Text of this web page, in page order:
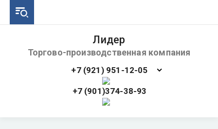
Лидер
Торгово-производственная компания
+7 (921) 951-12-05
+7 (901)374-38-93